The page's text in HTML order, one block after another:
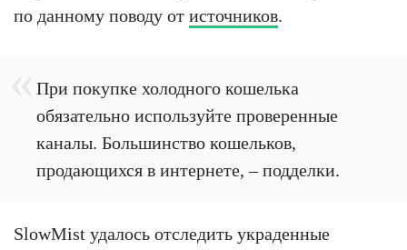
по данному поводу от источников.
При покупке холодного кошелька
обязательно используйте проверенные
каналы. Большинство кошельков,
продающихся в интернете, – подделки.
SlowMist удалось отследить украденные